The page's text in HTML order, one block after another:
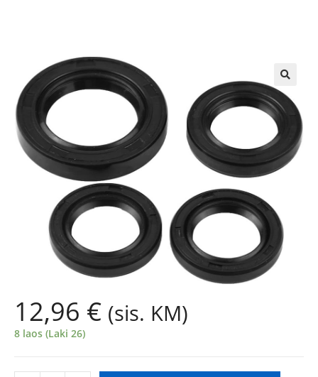
🔍
12,96 € (sis. KM)
8 laos (Laki 26)